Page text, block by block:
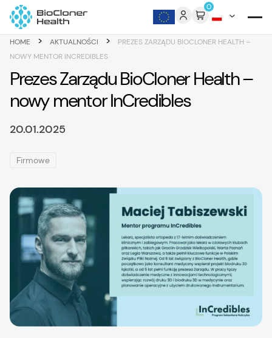
Skip to content 0
HOME > AKTUALNOŚCI >
PREZES ZARZĄDU BIOCLONER HEALTH –
NOWY MENTOR INCREDIBLES
Prezes Zarządu BioCloner Health –
nowy mentor InCredibles
20.01.2025
Firmowe